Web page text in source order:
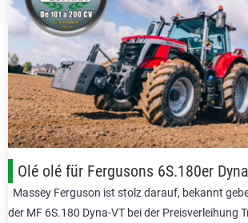
Olé olé für Fergusons 6S.180er
Massey Ferguson ist stolz darauf, bekannt
der MF 6S.180 Dyna-VT bei der Preisverleihung